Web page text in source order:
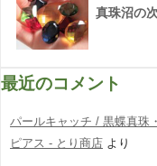
真珠沼の
最近のコメント
パールキャッチ / 黒蝶真珠
ピアス - とり商店 より